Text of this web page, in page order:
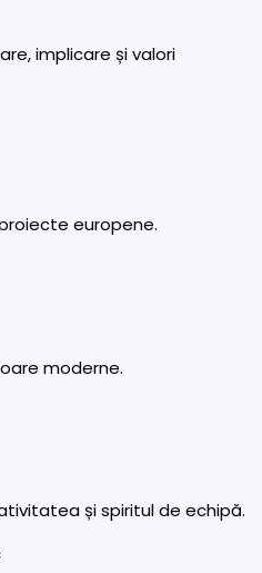
implicare și valori
europene.
moderne.
și spiritul de echipă.